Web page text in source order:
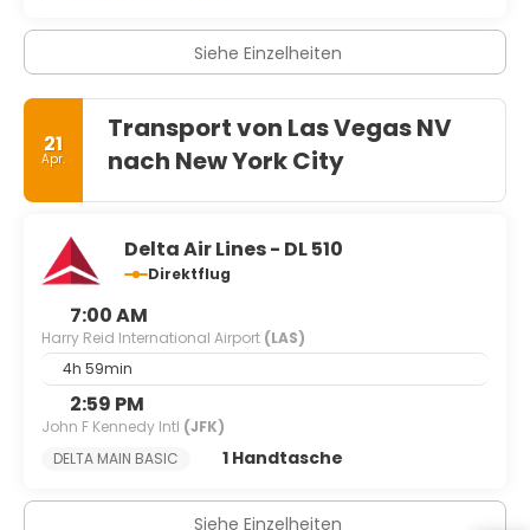
gefangenes Publikum an Bord. Das gegenüberliegende
Ende des Strips liegt am nächsten zum Flughafen und
beginnt mit der lustigen Darstellung von Ägypten mit
gibt, aber in Las Vegas ist alles möglich.
Siehe Einzelheiten
21
Apr.
Transport von Las Vegas NV
nach New York City
Delta Air Lines - DL 510
Direktflug
7:00 AM
Harry Reid International Airport (LAS)
4h 59min
2:59 PM
John F Kennedy Intl (JFK)
DELTA MAIN BASIC
1 Handtasche
Siehe Einzelheiten